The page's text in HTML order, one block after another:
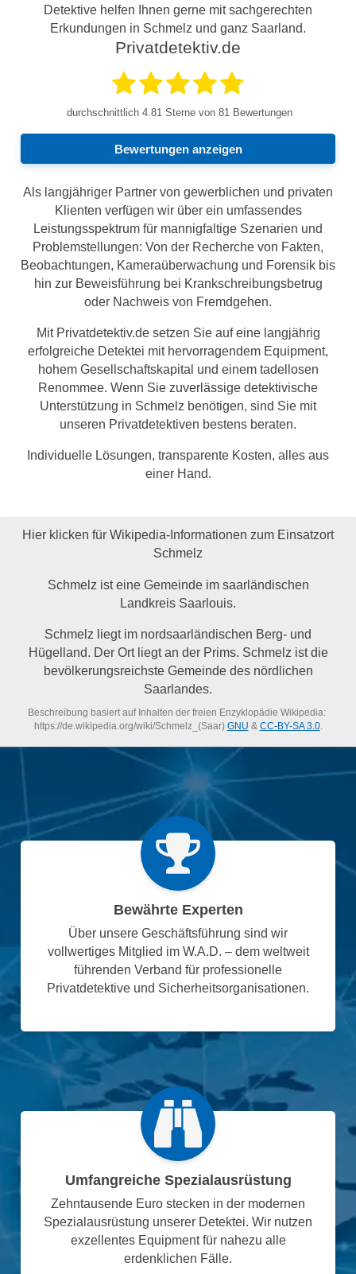
Detektive helfen Ihnen gerne mit sachgerechten
Erkundungen in Schmelz und ganz Saarland.
Privatdetektiv.de
durchschnittlich 4.81 Sterne von 81 Bewertungen
Bewertungen anzeigen
Als langjähriger Partner von gewerblichen und privaten
Klienten verfügen wir über ein umfassendes
Leistungsspektrum für mannigfaltige Szenarien und
Problemstellungen: Von der Recherche von Fakten,
Beobachtungen, Kameraüberwachung und Forensik bis
hin zur Beweisführung bei Krankschreibungsbetrug
oder Nachweis von Fremdgehen.
Mit Privatdetektiv.de setzen Sie auf eine langjährig
erfolgreiche Detektei mit hervorragendem Equipment,
hohem Gesellschaftskapital und einem tadellosen
Renommee. Wenn Sie zuverlässige detektivische
Unterstützung in Schmelz benötigen, sind Sie mit
unseren Privatdetektiven bestens beraten.
Individuelle Lösungen, transparente Kosten, alles aus
einer Hand.
Hier klicken für Wikipedia-Informationen zum Einsatzort
Schmelz
Schmelz ist eine Gemeinde im saarländischen
Landkreis Saarlouis.
Schmelz liegt im nordsaarländischen Berg- und
Hügelland. Der Ort liegt an der Prims. Schmelz ist die
bevölkerungsreichste Gemeinde des nördlichen
Saarlandes.
Beschreibung basiert auf Inhalten der freien Enzyklopädie Wikipedia:
https://de.wikipedia.org/wiki/Schmelz_(Saar) GNU & CC-BY-SA 3.0.
Bewährte Experten
Über unsere Geschäftsführung sind wir
vollwertiges Mitglied im W.A.D. – dem weltweit
führenden Verband für professionelle
Privatdetektive und Sicherheitsorganisationen.
Umfangreiche Spezialausrüstung
Zehntausende Euro stecken in der modernen
Spezialausrüstung unserer Detektei. Wir nutzen
exzellentes Equipment für nahezu alle
erdenklichen Fälle.